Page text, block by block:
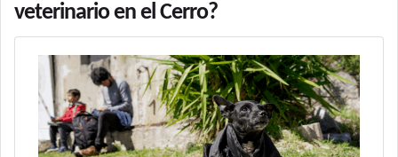
veterinario en el Cerro?